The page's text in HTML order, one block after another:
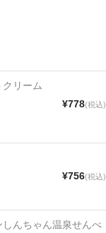
リーム
¥778(税込)
¥756(税込)
しんちゃん温泉せんべ